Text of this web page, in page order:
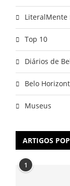
LiteralMente
Top 10
Diários de
Belo
Museus
ARTIGOS
1